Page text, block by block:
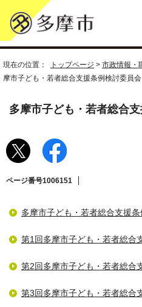
現在の位置： トップページ > 市政情報・
摩市子ども・若者総合支援条例検討委員会
多摩市子ども・若者総合
ページ番号1006151
多摩市子ども・若者総合支援
第1回多摩市子ども・若者総合
第2回多摩市子ども・若者総合
第3回多摩市子ども・若者総合